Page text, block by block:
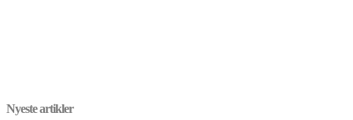
Nyeste artikler